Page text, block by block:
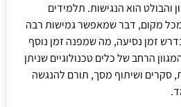
והבולט הוא הנגישות. תלמידים
מכל מקום, דבר שמאפשר גמישות רבה
זמן נסיעה, מה שמפנה זמן נוסף
הרחב של כלים טכנולוגיים שניתן
סקרים ושיתוף מסך, תורם להנגשה